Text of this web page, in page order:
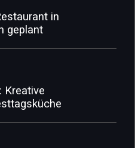
in
geplant
Kreative